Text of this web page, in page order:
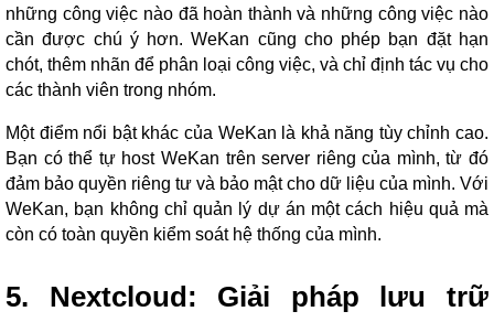
những công việc nào đã hoàn thành và những công việc nào
cần được chú ý hơn. WeKan cũng cho phép bạn đặt hạn
chót, thêm nhãn để phân loại công việc, và chỉ định tác vụ cho
các thành viên trong nhóm.
Một điểm nổi bật khác của WeKan là khả năng tùy chỉnh cao.
Bạn có thể tự host WeKan trên server riêng của mình, từ đó
đảm bảo quyền riêng tư và bảo mật cho dữ liệu của mình. Với
WeKan, bạn không chỉ quản lý dự án một cách hiệu quả mà
còn có toàn quyền kiểm soát hệ thống của mình.
5. Nextcloud: Giải pháp lưu trữ